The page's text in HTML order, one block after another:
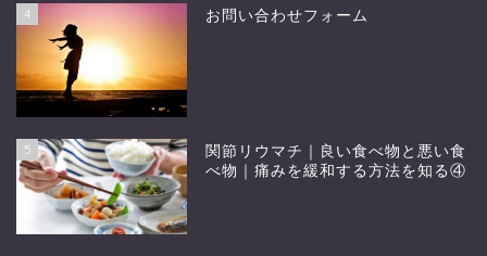
4 お問い合わせフォーム
5
関節リウマチ｜良い食べ物と悪い食
べ物｜痛みを緩和する方法を知る④